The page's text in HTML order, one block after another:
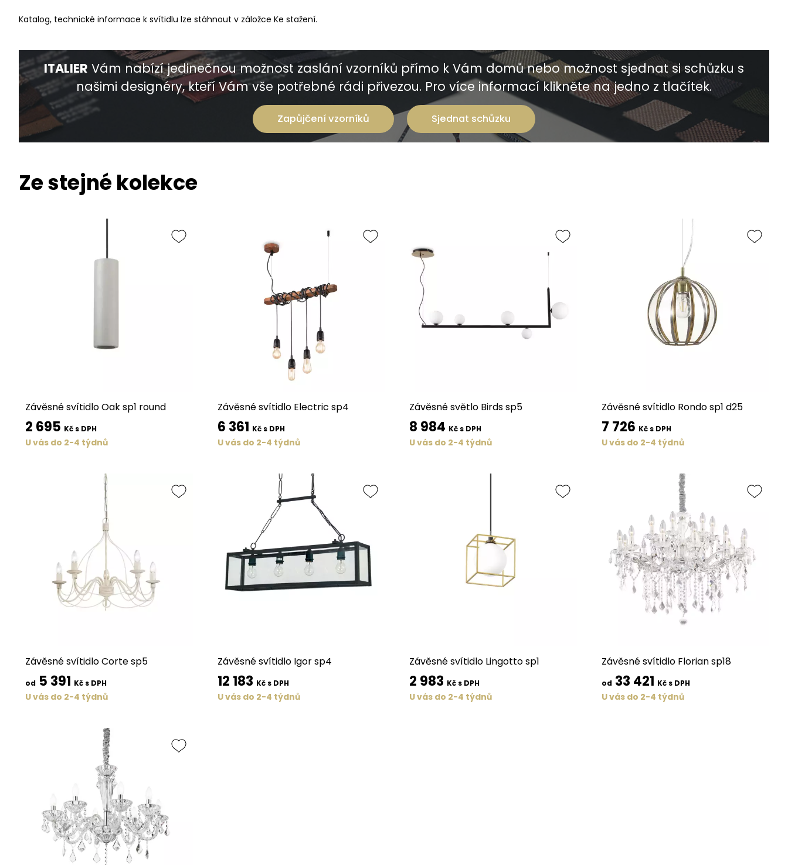
Katalog, technické informace k svítidlu lze stáhnout v záložce Ke stažení.
ITALIER Vám nabízí jedinečnou možnost zaslání vzorníků přímo k Vám domů nebo možnost sjednat si schůzku s
našimi designéry, kteří Vám vše potřebné rádi přivezou. Pro více informací klikněte na jedno z tlačítek.
Zapůjčení vzorníků Sjednat schůzku
Ze stejné kolekce
Závěsné svítidlo Oak sp1 round
2 695 Kč s DPH
U vás do 2-4 týdnů
Závěsné svítidlo Electric sp4
6 361 Kč s DPH
U vás do 2-4 týdnů
Závěsné světlo Birds sp5
8 984 Kč s DPH
U vás do 2-4 týdnů
Závěsné svítidlo Rondo sp1 d25
7 726 Kč s DPH
U vás do 2-4 týdnů
Závěsné svítidlo Corte sp5
od 5 391 Kč s DPH
U vás do 2-4 týdnů
Závěsné svítidlo Igor sp4
12 183 Kč s DPH
U vás do 2-4 týdnů
Závěsné svítidlo Lingotto sp1
2 983 Kč s DPH
U vás do 2-4 týdnů
Závěsné svítidlo Florian sp18
od 33 421 Kč s DPH
U vás do 2-4 týdnů